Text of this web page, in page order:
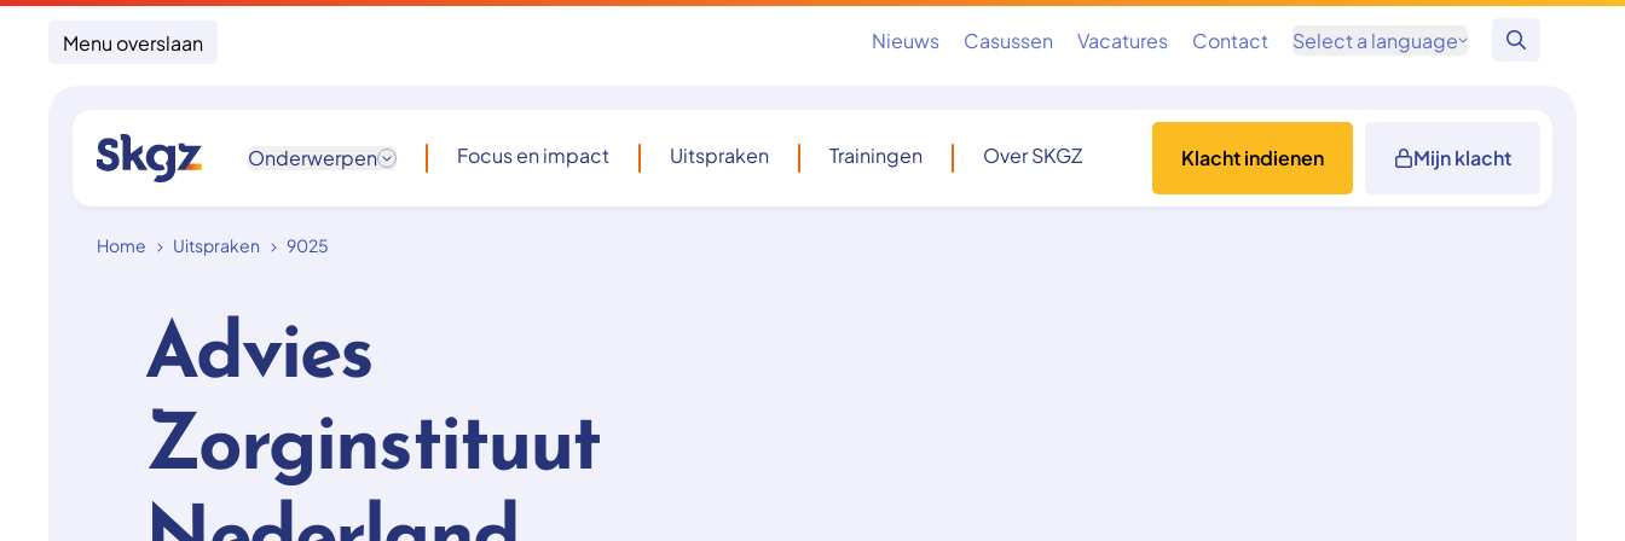
Menu overslaan Nieuws Casussen Vacatures Contact Select a language
Zoeken
Onderwerpen Focus en impact Uitspraken Trainingen Over SKGZ Klacht indienen Mijn klacht
Home Uitspraken 9025
Advies
Zorginstituut